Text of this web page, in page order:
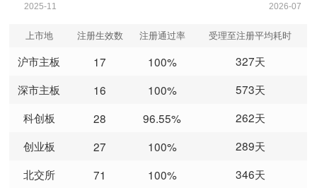
上市地 注册生效数 注册通过率 受理至注册平均耗时
沪市主板 17 100%
327天
深市主板
16 100%
573天
科创板
28 96.55%
262天
创业板
27 100%
289天
北交所
71 100%
346天